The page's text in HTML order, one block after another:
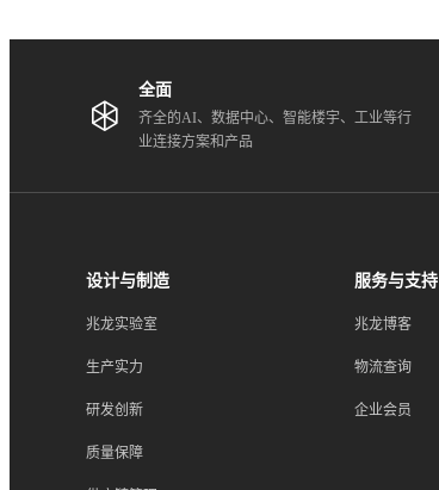
全面
齐全的AI、数据中心、智能楼宇、工业等行
业连接方案和产品
设计与制造
兆龙实验室
生产实力
研发创新
质量保障
服务与支持
兆龙博客
物流查询
企业会员